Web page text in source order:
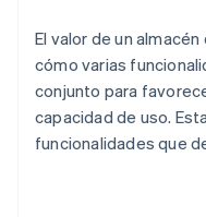
El valor de un
cómo varias
conjunto para
capacidad de uso.
funcionalidades que